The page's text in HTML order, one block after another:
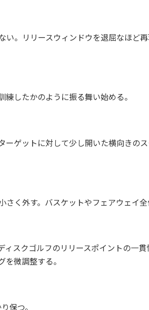
。リリースウィンドウを退屈なほど
したかのように振る舞い始める。
ゲットに対して少し開いた横向きの
く外す。バスケットやフェアウェイ
スクゴルフのリリースポイントの一
微調整する。
保つ。